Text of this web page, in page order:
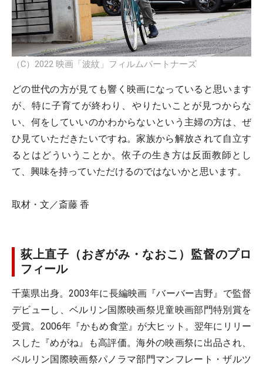
（C）2022 映画「波紋」フィルムパートナーズ
どの世代の方が見ても響く映画になっていると思います
が、特に子育てが終わり、やりたいことが見つからな
い、何をしていいのかわからないという主婦の方は、ぜ
ひ見ていただきたいですね。家族から解放されて自立す
るとはどういうことか。依子の生き方は反面教師とし
て、興味を持っていただけるのではないかと思います。
取材・文／斎藤 香
荻上直子（おぎがみ・なおこ）監督のプロ
フィール
千葉県出身。2003年に長編映画『バーバー吉野』で監督
デビューし、ベルリン国際映画祭児童映画部門特別賞を
受賞。2006年『かもめ食堂』が大ヒット。翌年にリリー
スした『めがね』も高評価。海外の映画祭に出品され、
ベルリン国際映画祭パノラマ部門マンフレート・ザルツ